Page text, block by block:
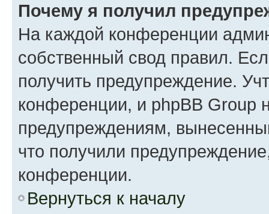
Почему я получил
На каждой конференции
собственный свод правил.
получить предупреждение.
конференции, и phpBB Group
предупреждениям,
что получили
конференции.
Вернуться к началу